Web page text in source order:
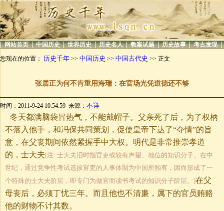
| 网站首页 | 中国历史 | 世界历史 | 历史名人 | 教案试题 | 历史故事 | 考古发现 |
您现在的位置： 历史千年 >> 中国历史 >> 中国古代史 >> 正文
张居正为何不肯重用海瑞：在官场光凭道德还不够
时间：2011-9-24 10:54:59 来源： 不详
冬天都满脑袋冒热气，不能戴帽子。父亲死了后，为了权柄
不落入他手，和冯保共同策划，促使皇帝下达了“夺情”的旨
意，在父丧期间依然紧握手中大权。明代是非常推崇孝道
的，士大夫[注: 士大夫旧时指官吏或较有声望、地位的知识分子。在中
世纪，通过竞争性考试选拔官吏的人事体制为中国所独有，因而形成了一
个特殊的士大夫阶层，即专门为做官而读书考试的知识分子阶层。]在父
母丧后，必须丁忧三年。而且他也不清廉，属下的官员贿赂
他的财物不计其数。